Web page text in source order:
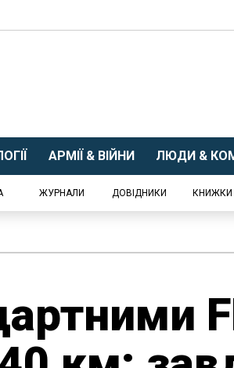
АРМІЇ & ВІЙНИ ЛЮДИ &
ЖУРНАЛИ ДОВІДНИКИ КНИЖКИ